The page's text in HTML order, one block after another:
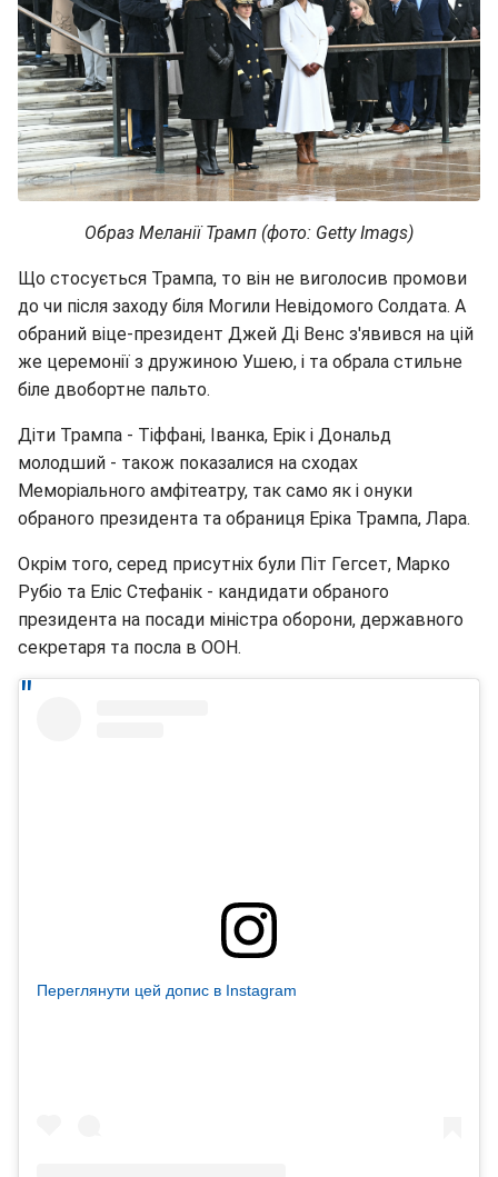
Образ Меланії Трамп (фото: Getty Imags)
Що стосується Трампа, то він не виголосив промови
до чи після заходу біля Могили Невідомого Солдата. А
обраний віце-президент Джей Ді Венс з'явився на цій
же церемонії з дружиною Ушею, і та обрала стильне
біле двобортне пальто.
Діти Трампа - Тіффані, Іванка, Ерік і Дональд
молодший - також показалися на сходах
Меморіального амфітеатру, так само як і онуки
обраного президента та обраниця Еріка Трампа, Лара.
Окрім того, серед присутніх були Піт Гегсет, Марко
Рубіо та Еліс Стефанік - кандидати обраного
президента на посади міністра оборони, державного
секретаря та посла в ООН.
Переглянути цей допис в Instagram